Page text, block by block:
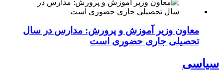
معاون وزیر آموزش و پرورش: مدارس در سال
تحصیلی جاری حضوری است
سیاسی